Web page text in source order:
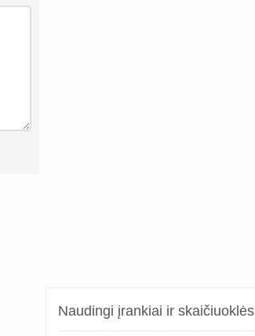
Naudingi įrankiai ir skaičiuoklės